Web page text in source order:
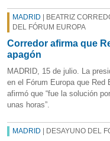
MADRID | BEATRIZ
DEL FÓRUM EUROPA
Corredor afirma que
apagón
MADRID, 15 de julio. La
en el Fórum Europa que Red
afirmó que “fue la solución
unas horas”.
MADRID | DESAYUNO DEL